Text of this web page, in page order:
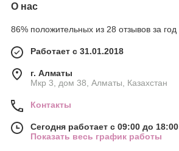
О нас
86% положительных из 28 отзывов за год
Работает с 31.01.2018
г. Алматы
Мкр 3, дом 38, Алматы, Казахстан
Контакты
Сегодня работает с 09:00 до 18:00
Показать весь график работы